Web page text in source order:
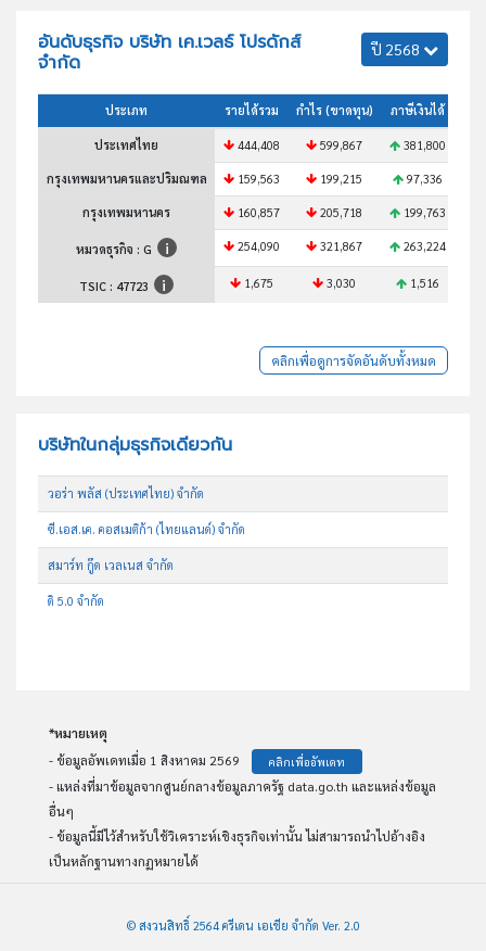
อันดับธุรกิจ บริษัท เค.เวลธ์ โปรดักส์
จำกัด
ปี 2568
ประเภท รายได้รวม กำไร (ขาดทุน) ภาษีเงินได้
ประเทศไทย 444,408 599,867 381,800
กรุงเทพมหานครและปริมณฑล 159,563 199,215 97,336
กรุงเทพมหานคร 160,857 205,718 199,763
หมวดธุรกิจ : G 254,090 321,867 263,224
TSIC : 47723 1,675 3,030 1,516
คลิกเพื่อดูการจัดอันดับทั้งหมด
บริษัทในกลุ่มธุรกิจเดียวกัน
วอร่า พลัส (ประเทศไทย) จำกัด
ซี.เอส.เค. คอสเมติก้า (ไทยแลนด์) จำกัด
สมาร์ท กู๊ด เวลเนส จำกัด
ดิ 5.0 จำกัด
*หมายเหตุ
- ข้อมูลอัพเดทเมื่อ 1 สิงหาคม 2569
คลิกเพื่ออัพเดท
- แหล่งที่มาข้อมูลจากศูนย์กลางข้อมูลภาครัฐ data.go.th และแหล่งข้อมูล
อื่นๆ
- ข้อมูลนี้มีไว้สำหรับใช้วิเคราะห์เชิงธุรกิจเท่านั้น ไม่สามารถนำไปอ้างอิง
เป็นหลักฐานทางกฏหมายได้
© สงวนสิทธิ์ 2564 ครีเดน เอเชีย จำกัด Ver. 2.0